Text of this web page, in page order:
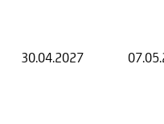
30.04.2027